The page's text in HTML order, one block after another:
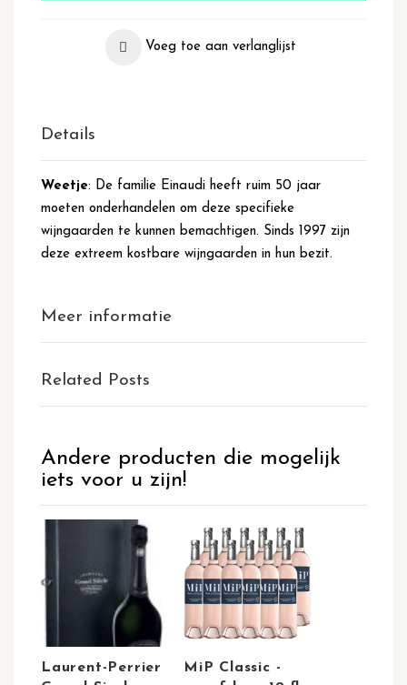
Voeg toe aan verlanglijst
Details
Weetje: De familie Einaudi heeft ruim 50 jaar
moeten onderhandelen om deze specifieke
wijngaarden te kunnen bemachtigen. Sinds 1997 zijn
deze extreem kostbare wijngaarden in hun bezit.
Meer informatie
Related Posts
Andere producten die mogelijk
iets voor u zijn!
Laurent-Perrier
MiP Classic -